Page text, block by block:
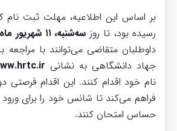
بر اساس این اطلاعیه، مهلت ثبت نام
رسیده بود، تا روز سه‌شنبه، ۱۱ شهریور ماه
داوطلبان متقاضی می‌توانند با مراجعه
جهاد دانشگاهی به نشانی
نام خود اقدام کنند. این اقدام فرصتی
فراهم می‌کند تا شانس خود را برای
حساس امتحان کنند.